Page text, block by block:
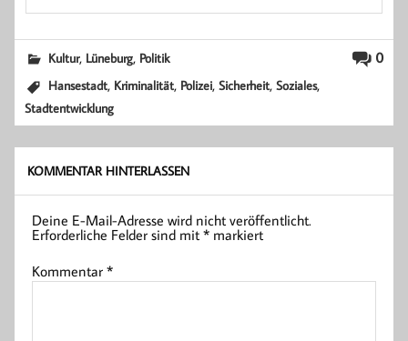
0
Kultur, Lüneburg, Politik
Hansestadt, Kriminalität, Polizei,Sicherheit,Soziales,
Stadtentwicklung
KOMMENTAR HINTERLASSEN
Deine E-Mail-Adresse wird nicht veröffentlicht.
Erforderliche Felder sind mit* markiert
Kommentar*